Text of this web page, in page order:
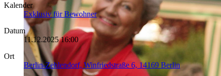
Kalender
Exklusiv für Bewohner
Datum
11.12.2025 16:00
Ort
Berlin-Zehlendorf, Winfriedstraße 6, 14169 Berlin